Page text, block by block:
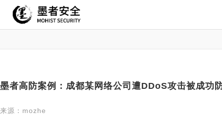
墨者高防案例：成都某网络公司遭DDoS攻击被成功
来源：mozhe